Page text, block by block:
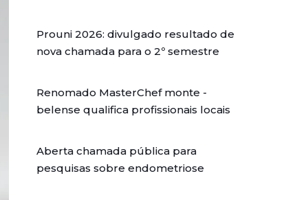
Prouni 2026: divulgado resultado de
nova chamada para o 2º semestre
Renomado MasterChef monte -
belense qualifica profissionais locais
Aberta chamada pública para
pesquisas sobre endometriose